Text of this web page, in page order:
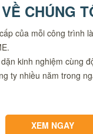
VỀ CHÚNG
của mỗi công trình
kinh nghiệm cùng
ty nhiều năm trong
XEM NGAY